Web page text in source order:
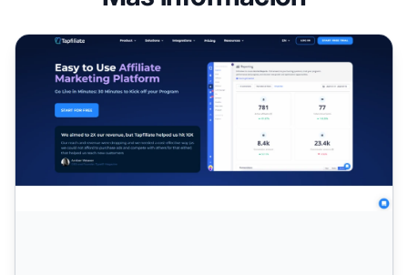
Programa de Afiliados de Tapfiliate